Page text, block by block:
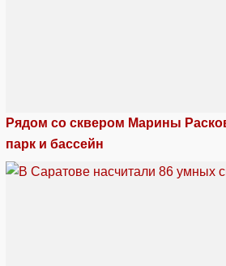
Рядом со сквером Марины
парк и бассейн